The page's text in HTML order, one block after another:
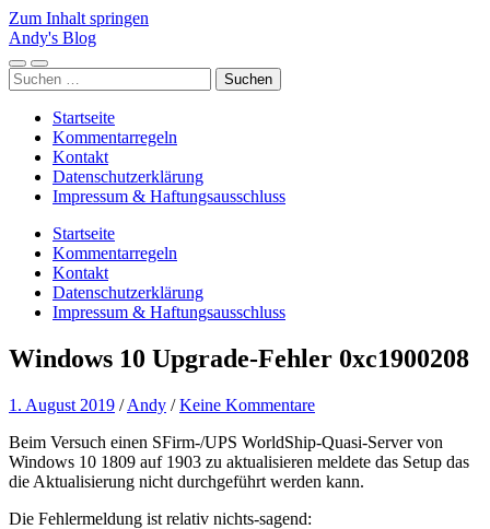
Zum Inhalt springen
Andy's Blog
Mobile-
Menü
Suchfeld
ein-/ausblenden
Suchen
nach:
Startseite
Kommentarregeln
Kontakt
Datenschutzerklärung
Impressum & Haftungsausschluss
Startseite
Kommentarregeln
Kontakt
Datenschutzerklärung
Impressum & Haftungsausschluss
Windows 10 Upgrade-Fehler 0xc1900208
1. August 2019 /Andy /Keine Kommentare
Beim Versuch einen SFirm-/UPS WorldShip-Quasi-Server von
Windows 10 1809 auf 1903 zu aktualisieren meldete das Setup das
die Aktualisierung nicht durchgeführt werden kann.
Die Fehlermeldung ist relativ nichts-sagend: